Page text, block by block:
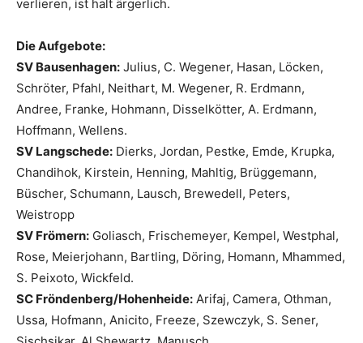
verlieren, ist halt ärgerlich.
Die Aufgebote:
SV Bausenhagen: Julius, C. Wegener, Hasan, Löcken,
Schröter, Pfahl, Neithart, M. Wegener, R. Erdmann,
Andree, Franke, Hohmann, Disselkötter, A. Erdmann,
Hoffmann, Wellens.
SV Langschede: Dierks, Jordan, Pestke, Emde, Krupka,
Chandihok, Kirstein, Henning, Mahltig, Brüggemann,
Büscher, Schumann, Lausch, Brewedell, Peters,
Weistropp
SV Frömern: Goliasch, Frischemeyer, Kempel, Westphal,
Rose, Meierjohann, Bartling, Döring, Homann, Mhammed,
S. Peixoto, Wickfeld.
SC Fröndenberg/Hohenheide: Arifaj, Camera, Othman,
Ussa, Hofmann, Anicito, Freeze, Szewczyk, S. Sener,